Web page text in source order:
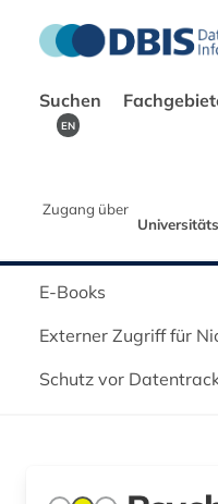
Suchen
EN
Zugang über
E-Books
Externer Zugriff für
Schutz vor